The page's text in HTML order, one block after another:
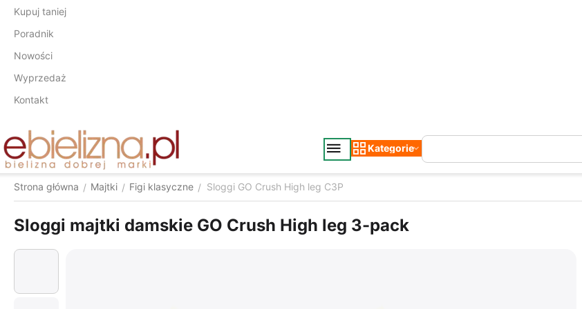
Kupuj taniej
Poradnik
Nowości
Wyprzedaż
Kontakt
Kategorie
Strona główna / Majtki / Figi klasyczne / Sloggi GO Crush High leg C3P
Sloggi majtki damskie GO Crush High leg 3-pack